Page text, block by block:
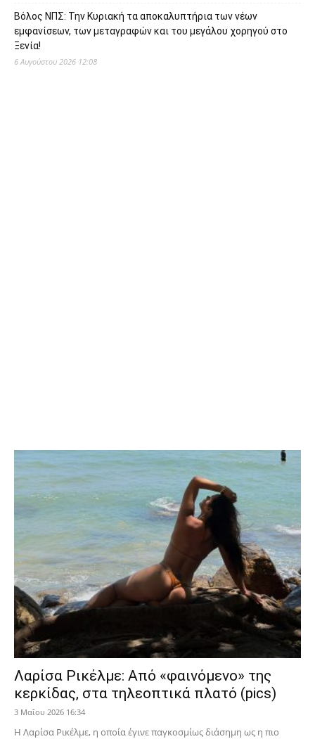
Βόλος ΝΠΣ: Την Κυριακή τα αποκαλυπτήρια των νέων
εμφανίσεων, των μεταγραφών και του μεγάλου χορηγού στο
Ξενία!
6 Αυγούστου 2026 12:08
Λαρίσα Ρικέλμε: Από «φαινόμενο» της
κερκίδας, στα τηλεοπτικά πλατό (pics)
3 Μαΐου 2026 16:34
Η Λαρίσα Ρικέλμε, η οποία έγινε παγκοσμίως διάσημη ως η πιο